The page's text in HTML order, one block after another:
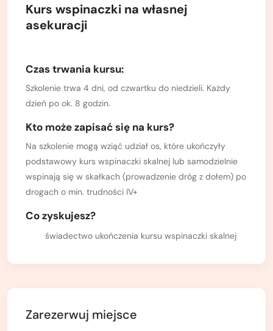
Kurs wspinaczki na własnej
asekuracji
Czas trwania kursu:
Szkolenie trwa 4 dni, od czwartku do niedzieli. Każdy
dzień po ok. 8 godzin.
Kto może zapisać się na kurs?
Na szkolenie mogą wziąć udział os, które ukończyły
podstawowy kurs wspinaczki skalnej lub samodzielnie
wspinają się w skałkach (prowadzenie dróg z dołem) po
drogach o min. trudności IV+
Co zyskujesz?
świadectwo ukończenia kursu wspinaczki skalnej
możliwość uzyskania skierowania na kurs taternicki
samodzielnego poprowadzenia drogi na własnej
Zarezerwuj miejsce